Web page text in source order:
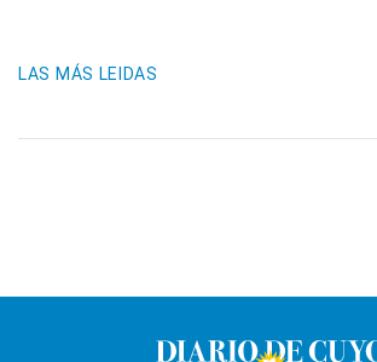
LAS MÁS LEIDAS